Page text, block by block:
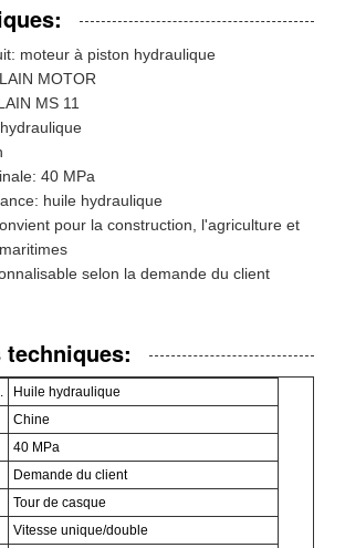
moteur à piston hydraulique
MOTOR
MS 11
40 MPa
huile hydraulique
pour la construction, l'agriculture et
selon la demande du client
techniques:
Huile hydraulique
Chine
40 MPa
Demande du client
Tour de casque
Vitesse unique/double